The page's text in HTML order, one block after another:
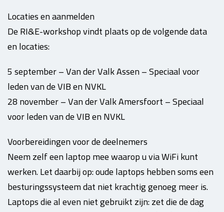
Locaties en aanmelden
De RI&E-workshop vindt plaats op de volgende data
en locaties:
5 september – Van der Valk Assen – Speciaal voor
leden van de VIB en NVKL
28 november – Van der Valk Amersfoort – Speciaal
voor leden van de VIB en NVKL
Voorbereidingen voor de deelnemers
Neem zelf een laptop mee waarop u via WiFi kunt
werken. Let daarbij op: oude laptops hebben soms een
besturingssysteem dat niet krachtig genoeg meer is.
Laptops die al even niet gebruikt zijn: zet die de dag